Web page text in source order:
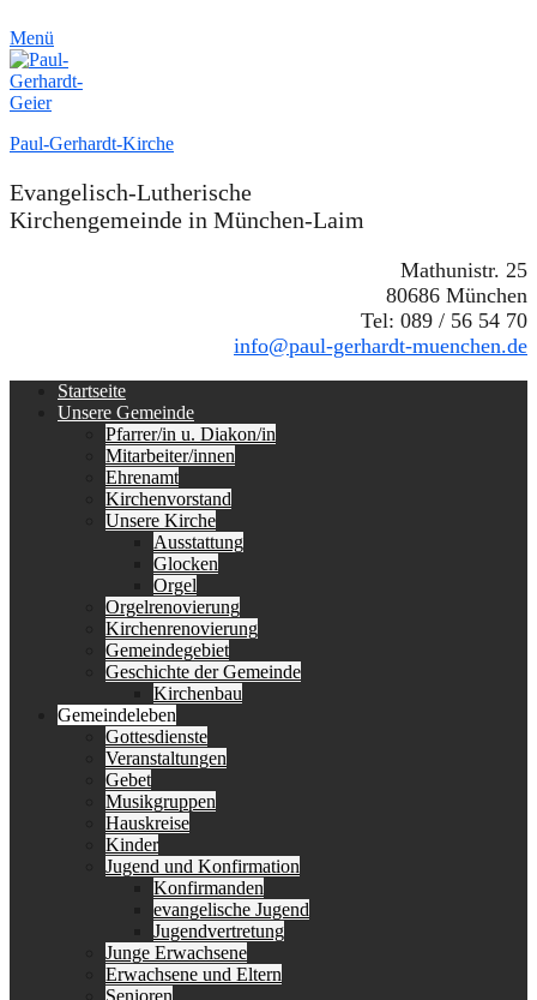
Menü
Paul-Gerhardt-Kirche
Evangelisch-Lutherische
Kirchengemeinde in München-Laim
Mathunistr. 25
80686 München
Tel: 089 / 56 54 70
info@paul-gerhardt-muenchen.de
Erstes
Menü
Startseite
Unsere Gemeinde
Pfarrer/in u. Diakon/in
Mitarbeiter/innen
Ehrenamt
Kirchenvorstand
Unsere Kirche
Ausstattung
Glocken
Orgel
Orgelrenovierung
Kirchenrenovierung
Gemeindegebiet
Geschichte der Gemeinde
Kirchenbau
Gemeindeleben
Gottesdienste
Veranstaltungen
Gebet
Musikgruppen
Hauskreise
Kinder
Jugend und Konfirmation
Konfirmanden
evangelische Jugend
Jugendvertretung
Junge Erwachsene
Erwachsene und Eltern
Senioren